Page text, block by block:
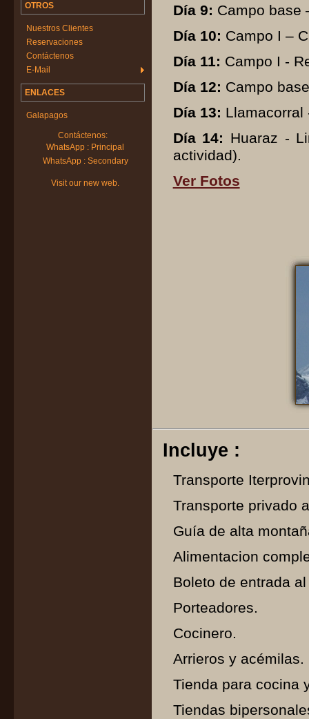
OTROS
Nuestros Clientes
Reservaciones
Contáctenos
E-Mail
ENLACES
Galapagos
Contáctenos:
WhatsApp : Principal
WhatsApp : Secondary
Visit our new web.
Día 9: Campo base
Día 10: Campo I –
Día 11: Campo I -
Día 12: Campo
Día 13: Llamacorral
Día 14: Huaraz -
actividad).
Ver Fotos
Incluye :
Transporte
Transporte privado
Guía de alta
Alimentacion
Boleto de entrada
Porteadores.
Cocinero.
Arrieros y acémilas.
Tienda para cocina
Tiendas